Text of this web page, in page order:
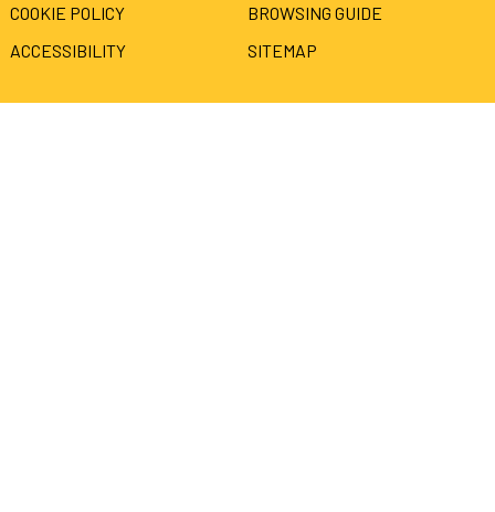
COOKIE POLICY
BROWSING GUIDE
ACCESSIBILITY
SITEMAP